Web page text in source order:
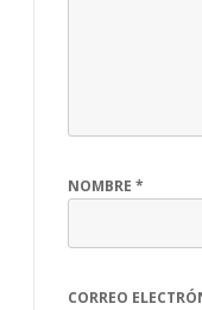
NOMBRE *
CORREO